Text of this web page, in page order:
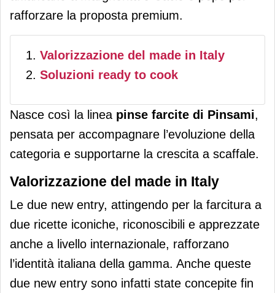
rafforzare la proposta premium.
Valorizzazione del made in Italy
Soluzioni ready to cook
Nasce così la linea pinse farcite di Pinsami,
pensata per accompagnare l’evoluzione della
categoria e supportarne la crescita a scaffale.
Valorizzazione del made in Italy
Le due new entry, attingendo per la farcitura a
due ricette iconiche, riconoscibili e apprezzate
anche a livello internazionale, rafforzano
l’identità italiana della gamma. Anche queste
due new entry sono infatti state concepite fin